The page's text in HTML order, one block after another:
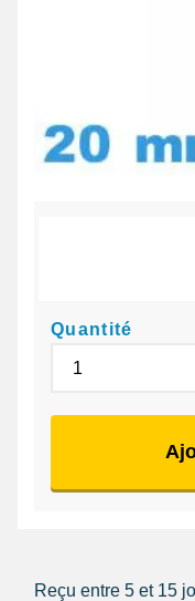
Quantité
Reçu entre 5 et 15